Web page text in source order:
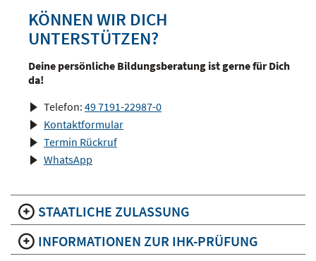
KÖNNEN WIR DICH
UNTERSTÜTZEN?
Deine persönliche Bildungsberatung ist gerne für Dich
da!
Telefon: 49 7191-22987-0
Kontaktformular
Termin Rückruf
WhatsApp
STAATLICHE ZULASSUNG
INFORMATIONEN ZUR IHK-PRÜFUNG